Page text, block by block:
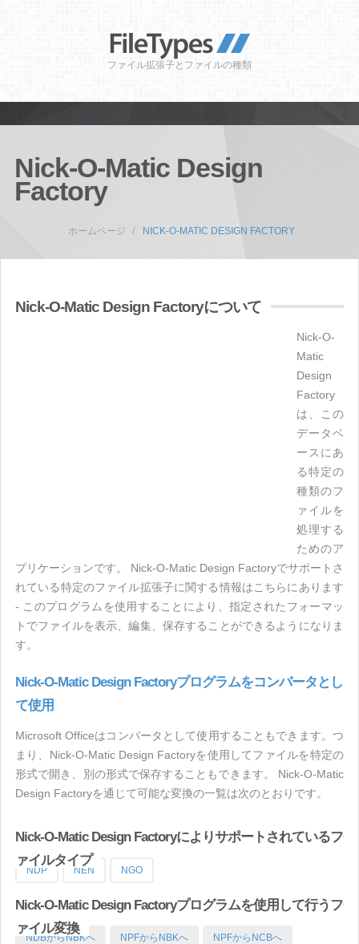
ファイル拡張子とファイルの種類
Nick-O-Matic Design
Factory
ホームページ NICK-O-MATIC DESIGN FACTORY
Nick-O-Matic Design Factoryについて
Nick-O-
Matic
Design
Factory
は、この
データベ
ースにあ
る特定の
種類のフ
ァイルを
処理する
ためのア
プリケーションです。 Nick-O-Matic Design Factoryでサポートさ
れている特定のファイル拡張子に関する情報はこちらにあります
- このプログラムを使用することにより、指定されたフォーマッ
トでファイルを表示、編集、保存することができるようになりま
す。
Nick-O-Matic Design Factoryプログラムをコンバータとし
て使用
Microsoft Officeはコンバータとして使用することもできます。つ
まり、Nick-O-Matic Design Factoryを使用してファイルを特定の
形式で開き、別の形式で保存することもできます。 Nick-O-Matic
Design Factoryを通じて可能な変換の一覧は次のとおりです。
Nick-O-Matic Design Factoryによりサポートされているフ
ァイルタイプ
NDP NEN NGO
Nick-O-Matic Design Factoryプログラムを使用して行うフ
ァイル変換
NDBからNBKへ NPFからNBKへ NPFからNCBへ